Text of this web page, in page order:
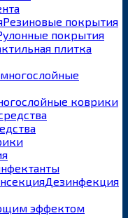
Резиновые покрытия
покрытия
плитка
коврики
Дезинфекция